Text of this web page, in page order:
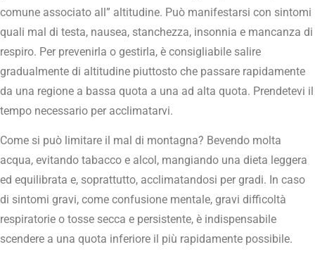
comune associato all” altitudine. Può manifestarsi con sintomi
quali mal di testa, nausea, stanchezza, insonnia e mancanza di
respiro. Per prevenirla o gestirla, è consigliabile salire
gradualmente di altitudine piuttosto che passare rapidamente
da una regione a bassa quota a una ad alta quota. Prendetevi il
tempo necessario per acclimatarvi.
Come si può limitare il mal di montagna? Bevendo molta
acqua, evitando tabacco e alcol, mangiando una dieta leggera
ed equilibrata e, soprattutto, acclimatandosi per gradi. In caso
di sintomi gravi, come confusione mentale, gravi difficoltà
respiratorie o tosse secca e persistente, è indispensabile
scendere a una quota inferiore il più rapidamente possibile.